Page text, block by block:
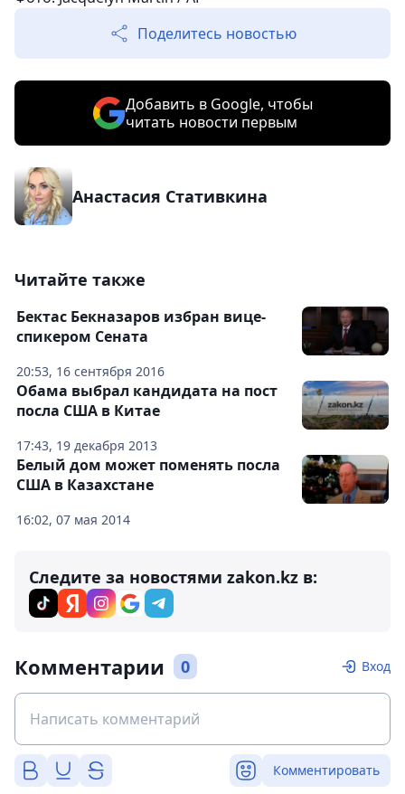
Поделитесь новостью
Добавить в Google, чтобы
читать новости первым
Анастасия Стативкина
Читайте также
20:53, 16 сентября 2016
Бектас Бекназаров избран вице-
спикером Сената
17:43, 19 декабря 2013
Обама выбрал кандидата на пост
посла США в Китае
16:02, 07 мая 2014
Белый дом может поменять посла
США в Казахстане
Следите за новостями zakon.kz в:
Комментарии 0 Вход
Комментировать